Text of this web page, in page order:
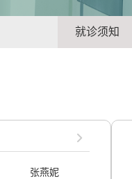
就诊须知
张燕妮